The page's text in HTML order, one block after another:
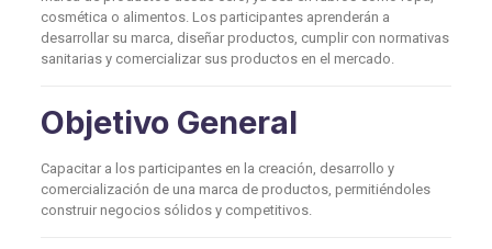
cosmética o alimentos. Los participantes aprenderán a
desarrollar su marca, diseñar productos, cumplir con normativas
sanitarias y comercializar sus productos en el mercado.
Objetivo General
Capacitar a los participantes en la creación, desarrollo y
comercialización de una marca de productos, permitiéndoles
construir negocios sólidos y competitivos.